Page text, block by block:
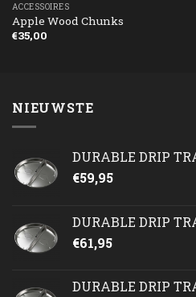
ACCESSOIRES
Apple Wood Chunks
€35,00
NIEUWSTE
DURABLE DRIP
€59,95
DURABLE DRIP
€61,95
DURABLE DRIP